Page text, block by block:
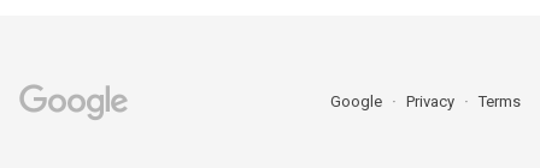
Google Privacy Terms